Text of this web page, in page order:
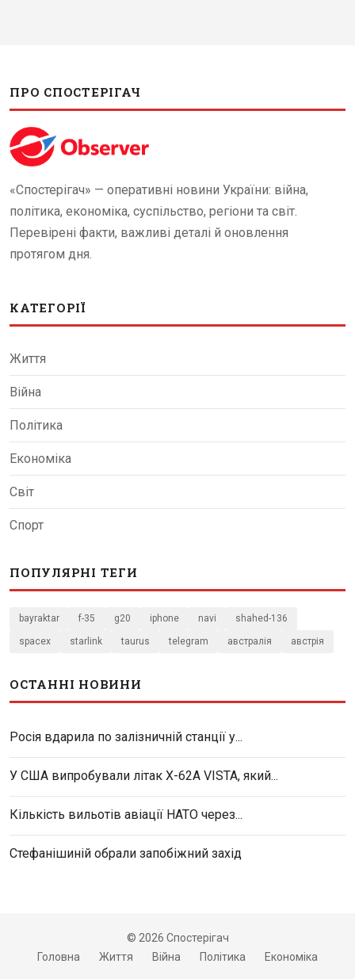
ПРО СПОСТЕРІГАЧ
«Спостерігач» — оперативні новини України: війна,
політика, економіка, суспільство, регіони та світ.
Перевірені факти, важливі деталі й оновлення
протягом дня.
КАТЕГОРІЇ
Життя
Війна
Політика
Економіка
Світ
Спорт
ПОПУЛЯРНІ ТЕГИ
bayraktar f-35 g20 iphone navi shahed-136
spacex starlink taurus telegram австралія австрія
ОСТАННІ НОВИНИ
Росія вдарила по залізничній станції у...
У США випробували літак X-62A VISTA, який...
Кількість вильотів авіації НАТО через...
Стефанішиній обрали запобіжний захід
© 2026 Спостерігач
Головна
Життя Війна Політика Економіка